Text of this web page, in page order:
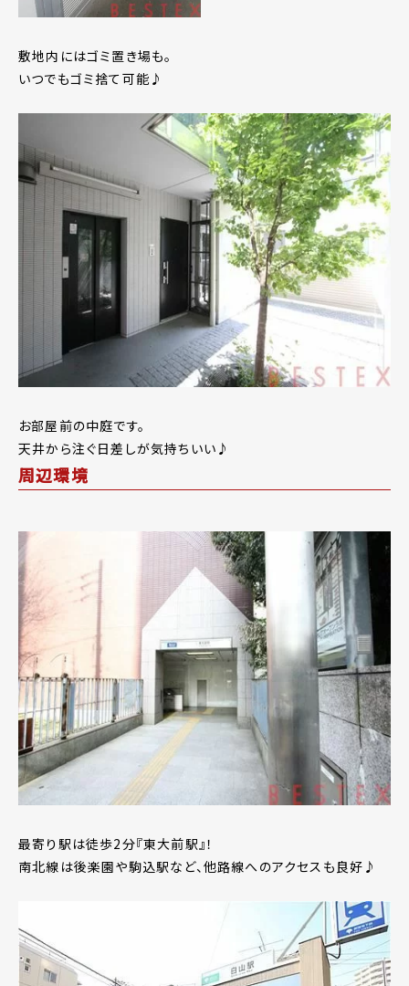
敷地内にはゴミ置き場も。
いつでもゴミ捨て可能♪
お部屋前の中庭です。
天井から注ぐ日差しが気持ちいい♪
周辺環境
最寄り駅は徒歩2分『東大前駅』！
南北線は後楽園や駒込駅など、他路線へのアクセスも良好♪